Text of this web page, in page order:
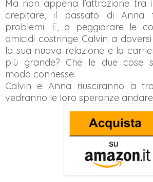
Ma non appena l’attrazione tra
crepitare, il passato di Anna
problemi. E, a peggiorare le
omicidi costringe Calvin a
la sua nuova relazione e la
più grande? Che le due cose
modo connesse.
Calvin e Anna riusciranno a
vedranno le loro speranze